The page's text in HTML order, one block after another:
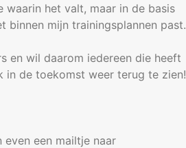
het valt, maar in de basis
binnen mijn trainingsplannen past.
en wil daarom iedereen die heeft
in de toekomst weer terug te zien!
een mailtje naar